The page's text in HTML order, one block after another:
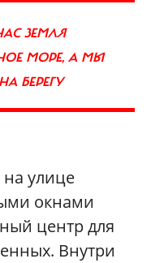
ЗЕМЛЯ
МОРЕ, А МЫ
БЕРЕГУ
на улице
окнами
центр для
Внутри